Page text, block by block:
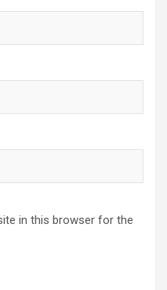
in this browser for the